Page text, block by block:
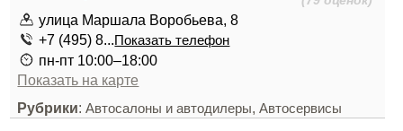
улица Маршала Воробьева, 8
+7 (495) 8...Показать телефон
пн-пт 10:00–18:00
Показать на карте
Рубрики:Автосалоны и автодилеры,Автосервисы